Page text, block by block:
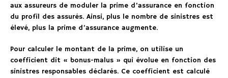
aux assureurs de moduler la prime d’assurance en fonction
du profil des assurés. Ainsi, plus le nombre de sinistres est
élevé, plus la prime d’assurance augmente.
Pour calculer le montant de la prime, on utilise un
coefficient dit « bonus-malus » qui évolue en fonction des
sinistres responsables déclarés. Ce coefficient est calculé